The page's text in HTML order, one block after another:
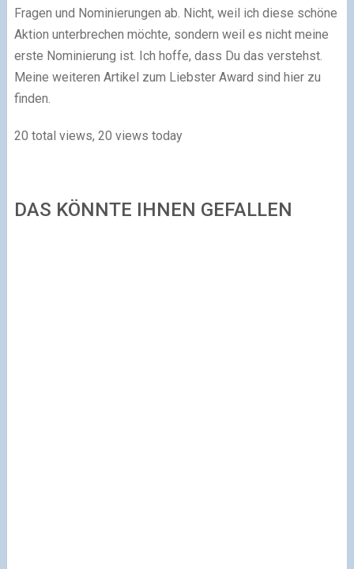
Fragen und Nominierungen ab. Nicht, weil ich diese schöne
Aktion unterbrechen möchte, sondern weil es nicht meine
erste Nominierung ist. Ich hoffe, dass Du das verstehst.
Meine weiteren Artikel zum Liebster Award sind hier zu
finden.
20 total views, 20 views today
DAS KÖNNTE IHNEN GEFALLEN